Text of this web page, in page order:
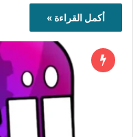
أكمل القراءة »